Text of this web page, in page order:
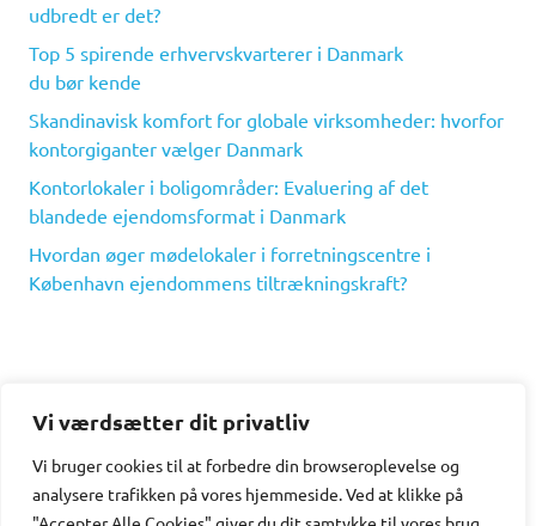
Vi værdsætter dit privatliv
Vi bruger cookies til at forbedre din browseroplevelse og
analysere trafikken påvores hjemmeside.Ved at klikke på
udbredt er det?
Top 5 spirende erhvervskvarterer i Danmark
du bør kende
Skandinavisk komfort for globale virksomheder: hvorfor
kontorgiganter vælger Danmark
Kontorlokaler i boligområder: Evaluering af det
blandede ejendomsformat i Danmark
Hvordan øger mødelokaler i forretningscentre i
København ejendommens tiltrækningskraft?
Recent Comments
Der er ingen kommentarer at vise.